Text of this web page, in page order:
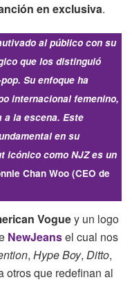
en exclusiva.
al público con su
que los distinguió
Su enfoque ha
internacional femenino,
a la escena. Este
en su
icónico como NJZ es un
Chan Woo (CEO de
Voguey un logo
NewJeansel cual nos
, Hype Boy, Ditto,
otros que redefinan al